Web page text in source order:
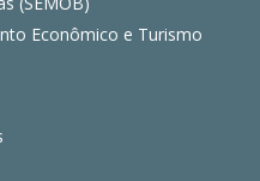
Econômico e Turismo